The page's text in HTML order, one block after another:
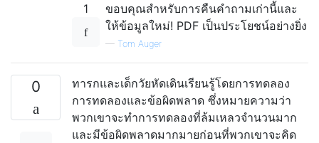
1
ขอบคุณสำหรับการคืนคำถามเก่านี้และ
ให้ข้อมูลใหม่! PDF เป็นประโยชน์อย่างยิ่ง
— Tom Auger
0
ทารกและเด็กวัยหัดเดินเรียนรู้โดยการทดลอง
การทดลองและข้อผิดพลาด ซึ่งหมายความว่า
พวกเขาจะทำการทดลองที่ล้มเหลวจำนวนมาก
และมีข้อผิดพลาดมากมายก่อนที่พวกเขาจะคิด